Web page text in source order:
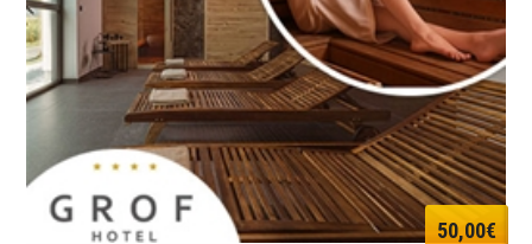
50,00€